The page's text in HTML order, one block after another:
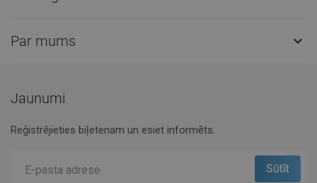
Par mums 
Jaunumi
Reģistrējieties biļetenam un esiet informēts.